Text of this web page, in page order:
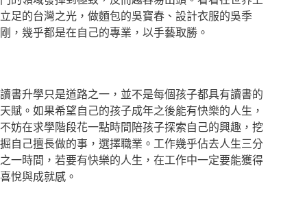
立足的台灣之光，做麵包的吳寶春、設計衣服的吳季
剛，幾乎都是在自己的專業，以手藝取勝。
讀書升學只是道路之一，並不是每個孩子都具有讀書的
天賦。如果希望自己的孩子成年之後能有快樂的人生，
不妨在求學階段花一點時間陪孩子探索自己的興趣，挖
掘自己擅長做的事，選擇職業。工作幾乎佔去人生三分
之一時間，若要有快樂的人生，在工作中一定要能獲得
喜悅與成就感。